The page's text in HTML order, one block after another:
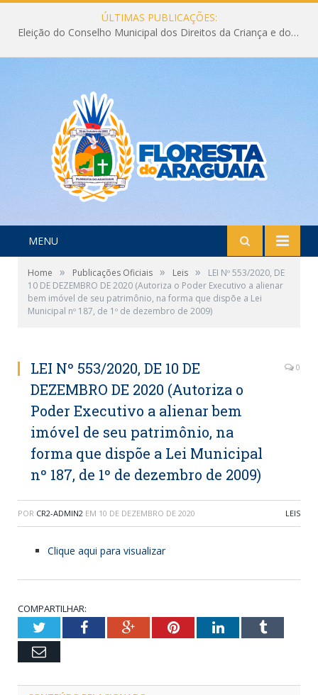
ÚLTIMAS PUBLICAÇÕES:
Eleição do Conselho Municipal dos Direitos da Criança e do Adolescente CMDCA 2026
MENU
Home » Publicações Oficiais » Leis »
LEI Nº 553/2020, DE
10 DE DEZEMBRO DE 2020 (Autoriza o Poder Executivo a alienar
bem imóvel de seu patrimônio, na forma que dispõe a Lei
Municipal nº 187, de 1º de dezembro de 2009)
LEI Nº 553/2020, DE 10 DE
DEZEMBRO DE 2020 (Autoriza o
Poder Executivo a alienar bem
imóvel de seu patrimônio, na
forma que dispõe a Lei Municipal
nº 187, de 1º de dezembro de 2009)
0
POR CR2-ADMIN2 EM 10 DE DEZEMBRO DE 2020 LEIS
Clique aqui para visualizar
COMPARTILHAR:
TwitterFacebookGoogle+PinterestLinkedInTumblr
Email